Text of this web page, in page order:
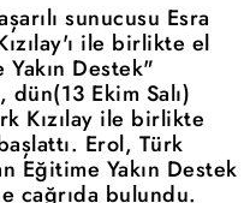
sunucusu Esra
ile birlikte el
Destek"
Ekim Salı)
Kızılay ile birlikte
Erol, Türk
Eğitime Yakın Destek
çağrıda bulundu.